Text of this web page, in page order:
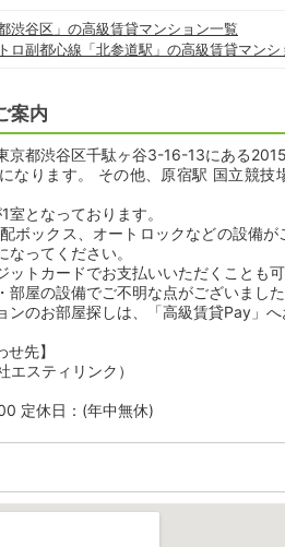
渋谷区」の高級賃貸マンション一覧
ロ副都心線「北参道駅」の高級賃貸マンシ
案内
京都渋谷区千駄ヶ谷3-16-13にある
なります。 その他、原宿駅 国立競
となっております。
ボックス、オートロックなどの設備
ってください。
ットカードでお支払いいただくことも可
部屋の設備でご不明な点がございまし
ンのお部屋探しは、「高級賃貸Pay」へ
先】
スティリンク）
定休日：(年中無休)